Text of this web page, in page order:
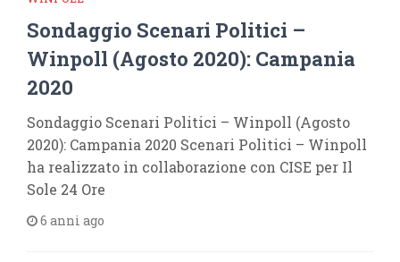
Sondaggio Scenari Politici –
Winpoll (Agosto 2020): Campania
2020
Sondaggio Scenari Politici – Winpoll (Agosto
2020): Campania 2020 Scenari Politici – Winpoll
ha realizzato in collaborazione con CISE per Il
Sole 24 Ore
6 anni ago